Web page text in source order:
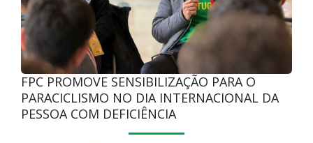
FPC PROMOVE SENSIBILIZAÇÃO PARA O
PARACICLISMO NO DIA INTERNACIONAL DA
PESSOA COM DEFICIÊNCIA